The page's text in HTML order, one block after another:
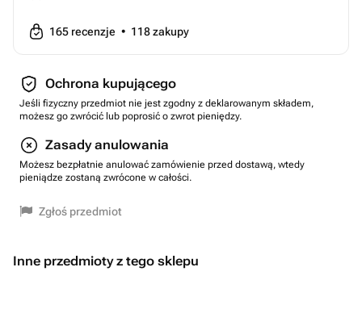
165 recenzje • 118zakupy
Ochrona kupującego
Jeśli fizyczny przedmiot nie jest zgodny z deklarowanym składem,
możesz go zwrócić lub poprosić o zwrot pieniędzy.
Zasady anulowania
Możesz bezpłatnie anulować zamówienie przed dostawą, wtedy
pieniądze zostaną zwrócone w całości.
Zgłoś przedmiot
Inne przedmioty z tego sklepu